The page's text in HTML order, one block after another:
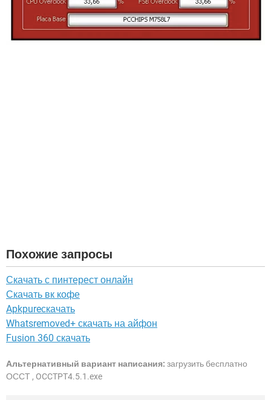
Похожие запросы
Скачать с пинтерест онлайн
Скачать вк кофе
Apkpureскачать
Whatsremoved+ скачать на айфон
Fusion 360 скачать
Альтернативный вариант написания: загрузить бесплатно
ОССТ , OCCTPT4.5.1.exe